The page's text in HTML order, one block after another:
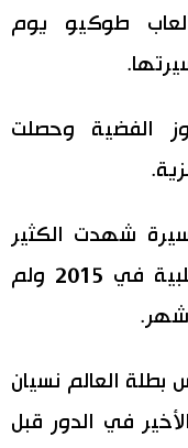
طوكيو يوم
الفضية وحصلت
(30 عاما) مسيرة شهدت الكثير
من المعاناة حيث أصيبت بأزمة قلبية في 2015 ولم
بطلة العالم نسيان
في الدور قبل